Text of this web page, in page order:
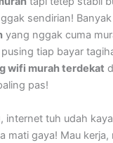
sendirian!
yang nggak cuma
tiap bayar
wifi murah terdekat
pas!
internet tuh udah
mati gaya! Mau